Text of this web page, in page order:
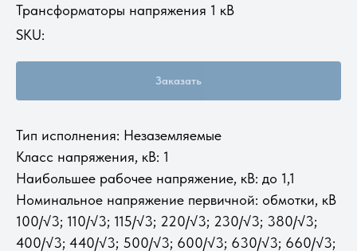
Трансформаторы напряжения 1 кВ
SKU:
Заказать
Тип исполнения: Незаземляемые
Класс напряжения, кВ: 1
Наибольшее рабочее напряжение, кВ: до 1,1
Номинальное напряжение первичной: обмотки, кВ
100/√3; 110/√3; 115/√3; 220/√3; 230/√3; 380/√3;
400/√3; 440/√3; 500/√3; 600/√3; 630/√3; 660/√3;